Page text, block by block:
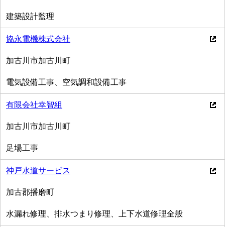
建築設計監理
協永電機株式会社
加古川市加古川町
電気設備工事、空気調和設備工事
有限会社幸智組
加古川市加古川町
足場工事
神戸水道サービス
加古郡播磨町
水漏れ修理、排水つまり修理、上下水道修理全般